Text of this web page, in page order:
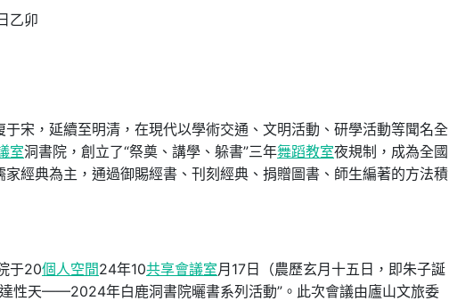
乙卯
宋，延續至明清，在現代以學術交通、文明活動、研學活動等聞名全
室洞書院，創立了“祭奠、講學、躲書”三年舞蹈教室夜規制，成為全國
經典為主，通過御賜經書、刊刻經典、捐贈圖書、師生編著的方法積
于20個人空間24年10共享會議室月17日（農歷玄月十五日，即朱子誕
性天——2024年白鹿洞書院曬書系列活動”。此次會議由廬山文旅委